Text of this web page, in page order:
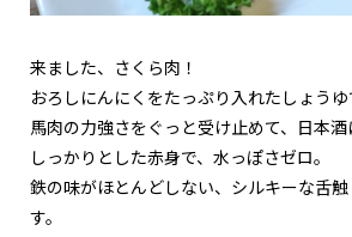
来ました、さくら肉！
おろしにんにくをたっぷり入れたしょうゆ
馬肉の力強さをぐっと受け止めて、日本酒
しっかりとした赤身で、水っぽさゼロ。
鉄の味がほとんどしない、シルキーな舌
す。